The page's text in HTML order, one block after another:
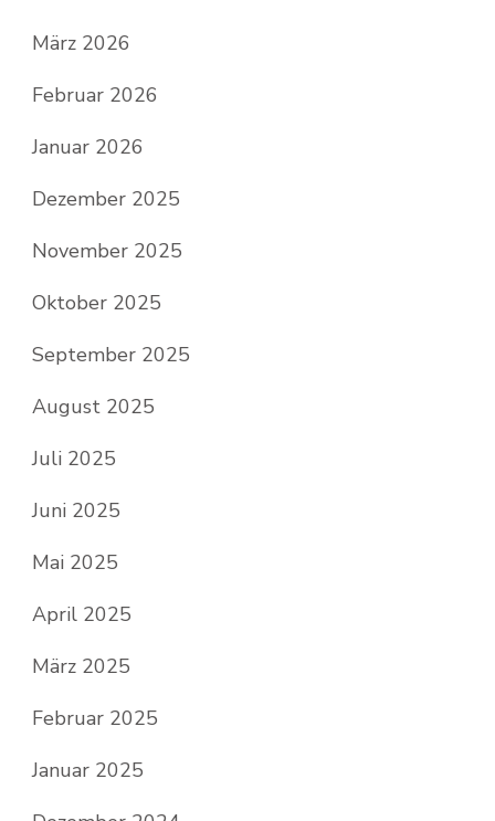
März 2026
Februar 2026
Januar 2026
Dezember 2025
November 2025
Oktober 2025
September 2025
August 2025
Juli 2025
Juni 2025
Mai 2025
April 2025
März 2025
Februar 2025
Januar 2025